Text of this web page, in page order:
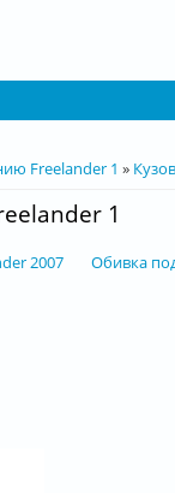
Freelander 1 »
1
2007 Обивка